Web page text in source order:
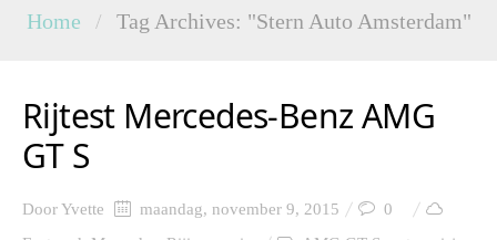
Home / Tag Archives: "Stern Auto Amsterdam"
Rijtest Mercedes-Benz AMG
GT S
DoorYvette maandag, november 9, 2015
0